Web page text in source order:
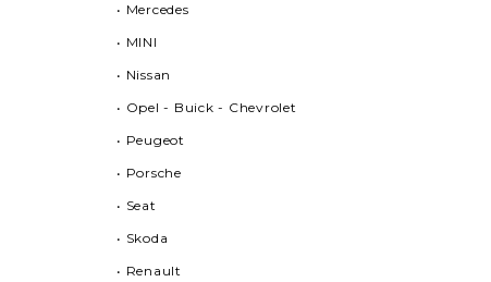
• Mercedes
• MINI
• Nissan
• Opel - Buick - Chevrolet
• Peugeot
• Porsche
• Seat
• Skoda
• Renault